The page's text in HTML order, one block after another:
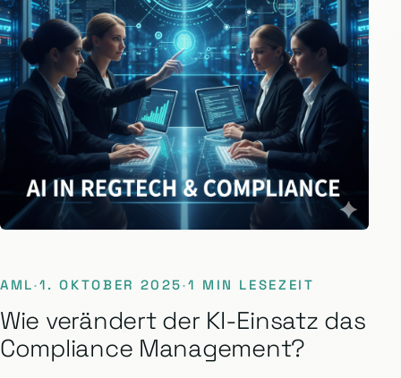
AML·1. OKTOBER 2025·1 MIN LESEZEIT
Wie verändert der KI-Einsatz das
Compliance Management?